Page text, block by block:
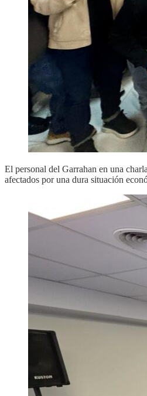
El personal del Garrahan en una
afectados por una dura situación